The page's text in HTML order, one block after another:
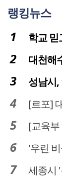
랭킹뉴스
학교 믿
대천해
성남시,
[르포] 대청
[교육부 하반기
'우린 비급
세종시 '